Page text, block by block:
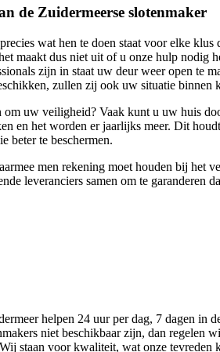
de Zuidermeerse slotenmaker
wat hen te doen staat voor elke
maakt dus niet uit of u onze hulp nodig
zijn in staat uw deur weer open te
zullen zij ook uw situatie
uw veiligheid? Vaak kunt u uw huis
en het worden er jaarlijks meer. Dit
beter te beschermen.
men rekening moet houden bij het
leveranciers samen om te
helpen 24 uur per dag, 7 dagen in
niet beschikbaar zijn, dan regelen
staan voor kwaliteit, wat onze tevreden